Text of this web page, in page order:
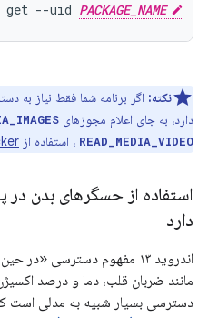
get --uid PACKAGE_NAME
نکته: اگر برنامه شما فقط نیاز به
دارد، به جای اعلام مجوزهای
READ_MEDIA_VIDEO ، استفاده از
استفاده از حسگرهای بدن در
دارد
اندروید ۱۳ مفهوم دسترسی
مانند ضربان قلب، دما و درصد
دسترسی بسیار شبیه به مدلی است